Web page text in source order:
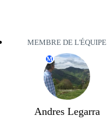
MEMBRE DE L'ÉQUIPE
M
Andres Legarra